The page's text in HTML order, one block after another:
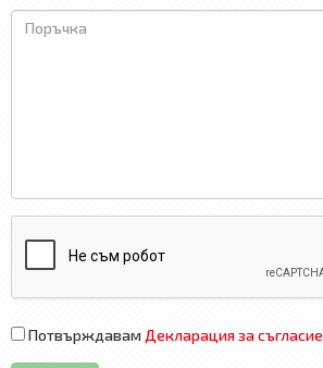
Потвърждавам Декларация за съгласие